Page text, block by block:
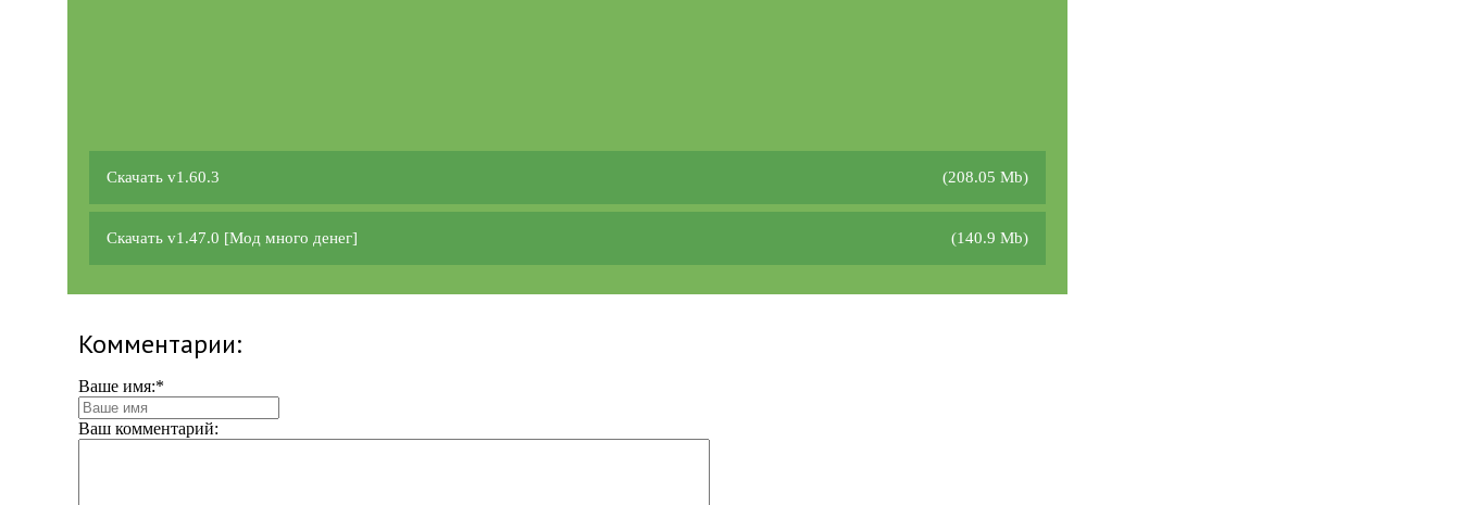
Скачать v1.60.3 (208.05 Mb)
Скачать v1.47.0 [Мод много денег] (140.9 Mb)
Комментарии:
Ваше имя:*
Ваш комментарий: